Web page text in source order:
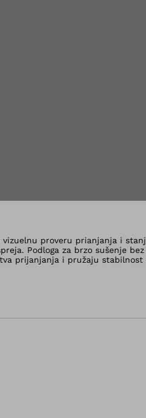
proveru prianjanja i
Podloga za brzo sušenje
prijanjanja i pružaju